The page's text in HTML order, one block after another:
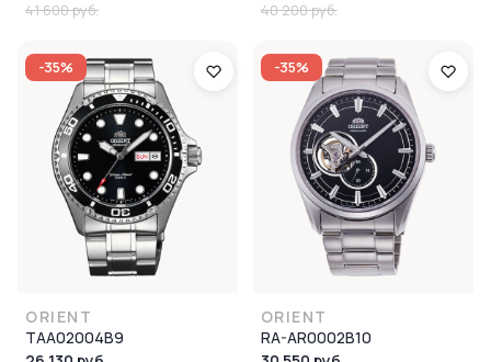
41 600 руб. 40 200 руб.
-35%
ORIENT
TAA02004B9
-35%
ORIENT
RA-AR0002B10